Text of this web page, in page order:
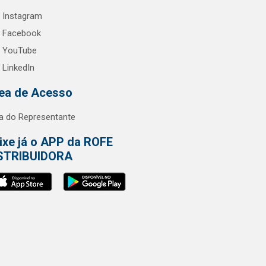
Instagram
Facebook
YouTube
LinkedIn
de Acesso
do Representante
já o APP da ROFE